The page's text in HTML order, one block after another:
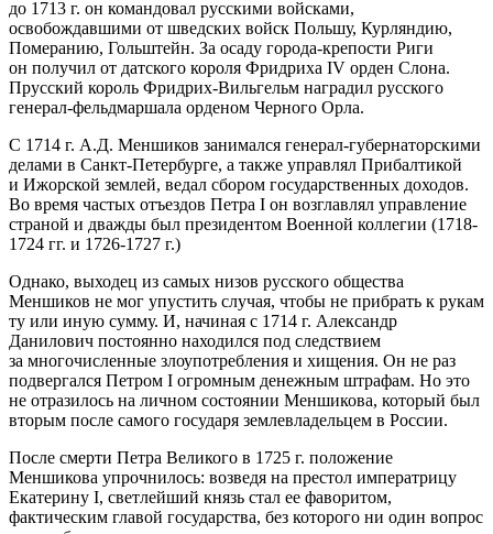
до 1713 г. он командовал русскими войсками,
освобождавшими от шведских войск Польшу, Курляндию,
Померанию, Гольштейн. За осаду города-крепости Риги
он получил от датского короля Фридриха IV орден Слона.
Прусский король Фридрих-Вильгельм наградил русского
генерал-фельдмаршала орденом Черного Орла.
С 1714 г. А.Д. Меншиков занимался генерал-губернаторскими
делами в Санкт-Петербурге, а также управлял Прибалтикой
и Ижорской землей, ведал сбором государственных доходов.
Во время частых отъездов Петра I он возглавлял управление
страной и дважды был президентом Военной коллегии (1718-
1724 гг. и 1726-1727 г.)
Однако, выходец из самых низов русского общества
Меншиков не мог упустить случая, чтобы не прибрать к рукам
ту или иную сумму. И, начиная с 1714 г. Александр
Данилович постоянно находился под следствием
за многочисленные злоупотребления и хищения. Он не раз
подвергался Петром I огромным денежным штрафам. Но это
не отразилось на личном состоянии Меншикова, который был
вторым после самого государя землевладельцем в России.
После смерти Петра Великого в 1725 г. положение
Меншикова упрочнилось: возведя на престол императрицу
Екатерину I, светлейший князь стал ее фаворитом,
фактическим главой государства, без которого ни один вопрос